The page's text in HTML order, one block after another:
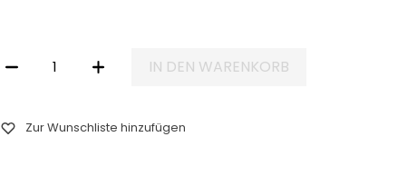
PULLOVER AUS CASHMERE VON DANIELS MENGE
IN DEN WARENKORB
Zur Wunschliste hinzufügen